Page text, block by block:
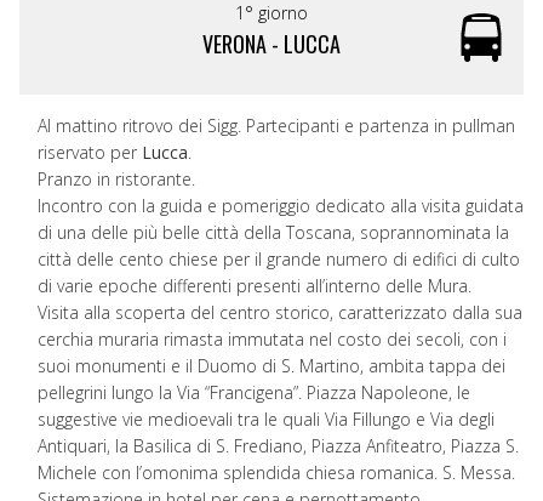
1° giorno
VERONA - LUCCA
Al mattino ritrovo dei Sigg. Partecipanti e partenza in pullman
riservato per Lucca.
Pranzo in ristorante.
Incontro con la guida e pomeriggio dedicato alla visita guidata
di una delle più belle città della Toscana, soprannominata la
città delle cento chiese per il grande numero di edifici di culto
di varie epoche differenti presenti all’interno delle Mura.
Visita alla scoperta del centro storico, caratterizzato dalla sua
cerchia muraria rimasta immutata nel costo dei secoli, con i
suoi monumenti e il Duomo di S. Martino, ambita tappa dei
pellegrini lungo la Via “Francigena”. Piazza Napoleone, le
suggestive vie medioevali tra le quali Via Fillungo e Via degli
Antiquari, la Basilica di S. Frediano, Piazza Anfiteatro, Piazza S.
Michele con l’omonima splendida chiesa romanica. S. Messa.